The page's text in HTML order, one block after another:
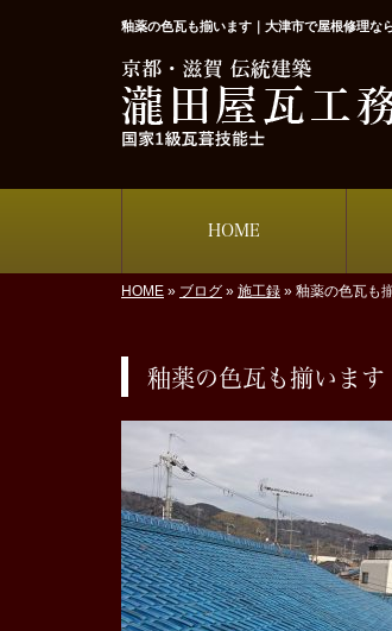
釉薬の色瓦も揃います｜大津市で屋根修理な
HOME
HOME » ブログ » 施工録 » 釉薬の色瓦も
釉薬の色瓦も揃います